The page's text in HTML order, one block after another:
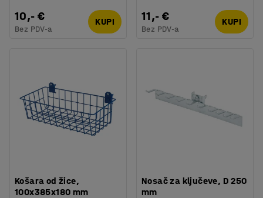
10,- €
Bez PDV-a
KUPI 11,- €
Bez PDV-a
KUPI
Košara od žice,
100x385x180 mm
Nosač za ključeve, D 250
mm